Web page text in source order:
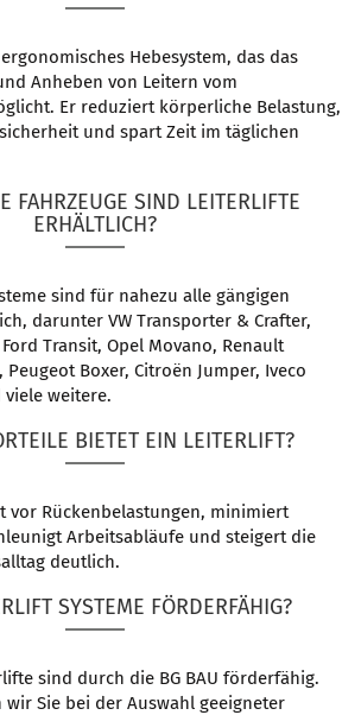
Hebesystem, das das
Anheben von Leitern vom
Er reduziert körperliche Belastung,
und spart Zeit im täglichen
FAHRZEUGE SIND LEITERLIFTE
ERHÄLTLICH?
sind für nahezu alle gängigen
darunter VW Transporter & Crafter,
Transit, Opel Movano, Renault
Peugeot Boxer, Citroën Jumper, Iveco
viele weitere.
BIETET EIN LEITERLIFT?
vor Rückenbelastungen, minimiert
Arbeitsabläufe und steigert die
deutlich.
SYSTEME FÖRDERFÄHIG?
sind durch die BG BAU förderfähig.
Sie bei der Auswahl geeigneter